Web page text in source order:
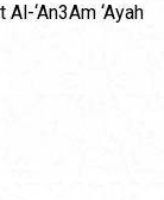
‘An3Am ‘Ayah